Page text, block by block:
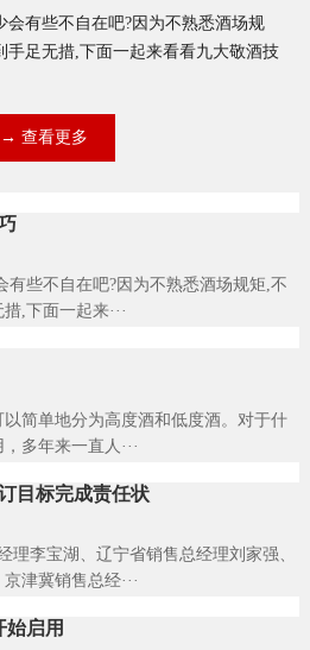
有些不自在吧?因为不熟悉酒场规
手足无措,下面一起来看看九大敬酒技
→ 查看更多
有些不自在吧?因为不熟悉酒场规矩,不
,下面一起来···
简单地分为高度酒和低度酒。对于什
多年来一直人···
目标完成责任状
理李宝湖、辽宁省销售总经理刘家强、
津冀销售总经···
始启用